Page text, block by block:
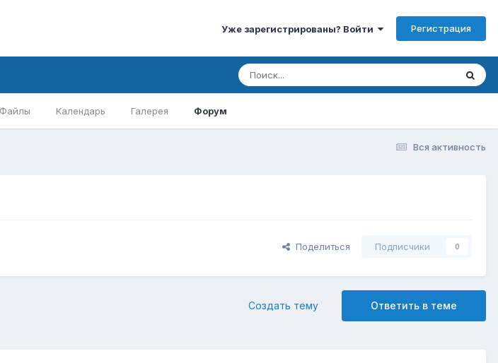
Уже зарегистрированы? Войти Регистрация
Файлы Календарь Галерея Форум
Вся активность
Поделиться Подписчики 0
Ответить в теме
Создать тему